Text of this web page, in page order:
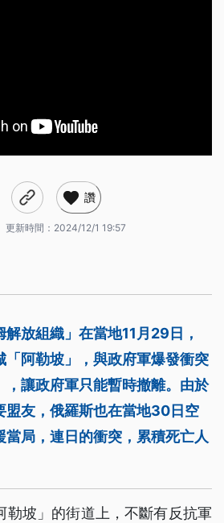
讚
更新時間： 2024/12/1 19:57
放組織」在當地11月29日，
「阿勒坡」，與政府軍爆發衝突
，讓政府軍只能暫時撤離。由於
盟友，俄羅斯也在當地30日空
局，連日的衝突，累積死亡人
勒坡」的街道上，不斷有反抗軍